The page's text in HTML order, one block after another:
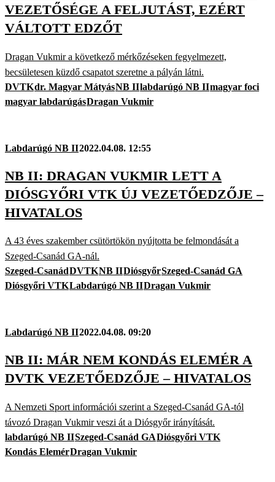
VEZETŐSÉGE A FELJUTÁST, EZÉRT
VÁLTOTT EDZŐT
Dragan Vukmir a következő mérkőzéseken fegyelmezett,
becsületesen küzdő csapatot szeretne a pályán látni.
DVTKdr. Magyar MátyásNB IIlabdarúgó NB IImagyar foci
magyar labdarúgásDragan Vukmir
Labdarúgó NB II2022.04.08. 12:55
NB II: DRAGAN VUKMIR LETT A
DIÓSGYŐRI VTK ÚJ VEZETŐEDZŐJE –
HIVATALOS
A 43 éves szakember csütörtökön nyújtotta be felmondását a
Szeged-Csanád GA-nál.
Szeged-CsanádDVTKNB IIDiósgyőrSzeged-Csanád GA
Diósgyőri VTKLabdarúgó NB IIDragan Vukmir
Labdarúgó NB II2022.04.08. 09:20
NB II: MÁR NEM KONDÁS ELEMÉR A
DVTK VEZETŐEDZŐJE – HIVATALOS
A Nemzeti Sport információi szerint a Szeged-Csanád GA-tól
távozó Dragan Vukmir veszi át a Diósgyőr irányítását.
labdarúgó NB IISzeged-Csanád GADiósgyőri VTK
Kondás ElemérDragan Vukmir